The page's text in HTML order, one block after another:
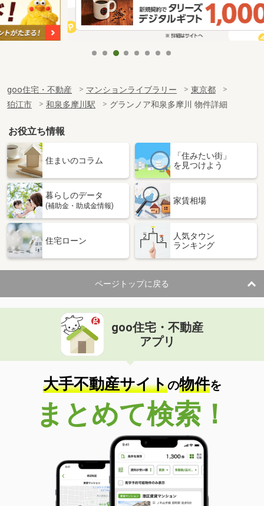
goo住宅・不動産 マンションライブラリー
東京都
狛江市
和泉多摩川駅 グランノア和泉多摩川 物件詳細
お役立ち情報
住まいのコラム
「住みたい街」
を見つけよう
暮らしのデータ
(補助金・助成金情報)
家賃相場
住宅ローン
人気タウン
ランキング
ページトップに戻る
goo住宅・不動産
アプリ
大手不動産サイトの物件を
まとめて検索！